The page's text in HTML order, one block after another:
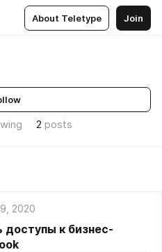
About Teletype Join
2 posts
2020
доступы к бизнес-